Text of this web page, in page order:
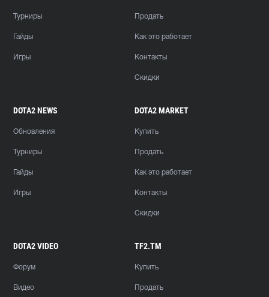
Турниры
Гайды
Игры
Продать
Как это работает
Контакты
Скидки
DOTA2 NEWS
Обновления
Турниры
Гайды
Игры
DOTA2 MARKET
Купить
Продать
Как это работает
Контакты
Скидки
DOTA2 VIDEO
Форум
Видео
TF2.TM
Купить
Продать